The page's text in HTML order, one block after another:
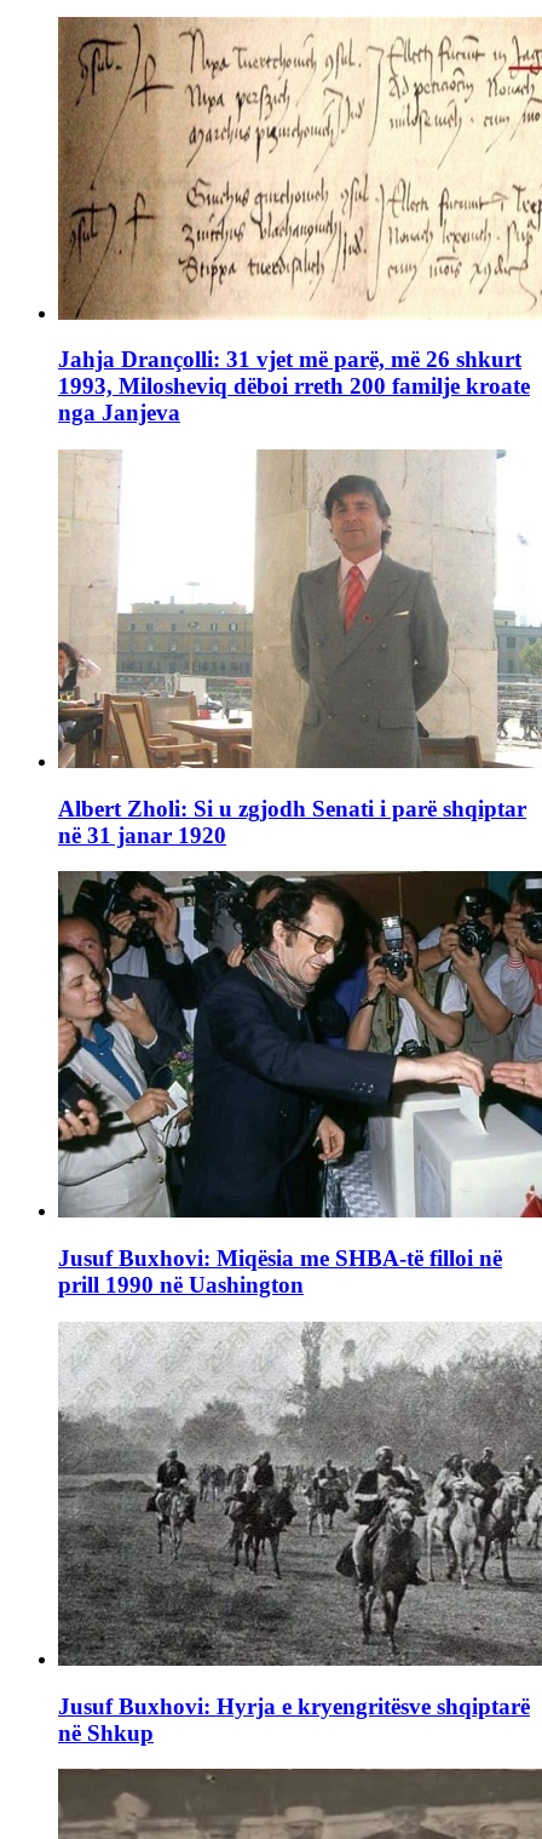
Jahja Drançolli: 31 vjet më parë, më 26 shkurt
1993, Milosheviq dëboi rreth 200 familje kroate
nga Janjeva
Albert Zholi: Si u zgjodh Senati i parë shqiptar
në 31 janar 1920
Jusuf Buxhovi: Miqësia me SHBA-të filloi në
prill 1990 në Uashington
Jusuf Buxhovi: Hyrja e kryengritësve shqiptarë
në Shkup